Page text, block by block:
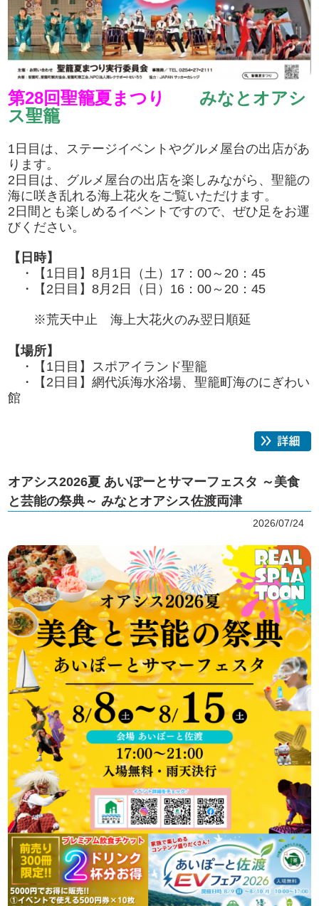
第28回聖籠夏まつり
みなとオアシ
ス聖籠
1日目は、ステージイベントやグルメ屋台の出店があ
ります。
2日目は、グルメ屋台の出店を楽しみながら、聖籠の
海に咲き乱れる海上花火をご覧いただけます。
2日間とも楽しめるイベントですので、ぜひ足をお運
びください。
【日時】
・【1日目】8月1日（土）17：00～20：45
・【2日目】8月2日（日）16：00～20：45
※荒天中止 海上大花火のみ翌日順延
【場所】
・【1日目】スポアイランド聖籠
・【2日目】網代浜海水浴場、聖籠町海のにぎわい
館
オアシス2026夏 あいぽーとサマーフェスタ ～美食
と芸能の祭典～ みなとオアシス佐渡両津
2026/07/24